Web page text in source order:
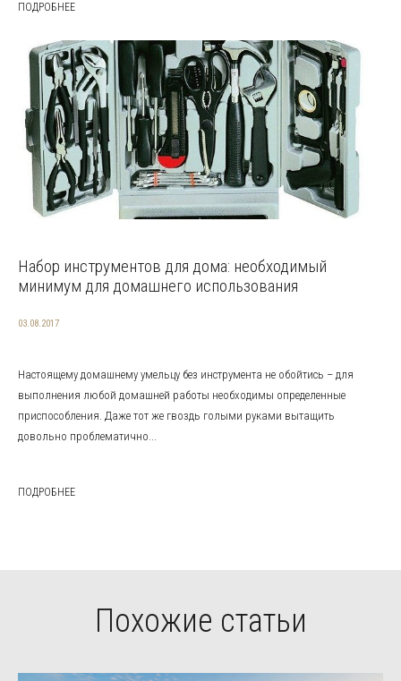
ПОДРОБНЕЕ
Набор инструментов для дома: необходимый
минимум для домашнего использования
03.08.2017
Настоящему домашнему умельцу без инструмента не обойтись – для
выполнения любой домашней работы необходимы определенные
приспособления. Даже тот же гвоздь голыми руками вытащить
довольно проблематично...
ПОДРОБНЕЕ
Похожие статьи